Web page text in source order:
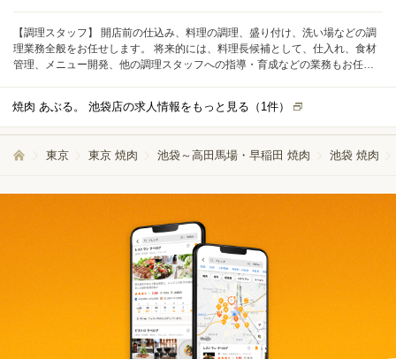
【調理スタッフ】 開店前の仕込み、料理の調理、盛り付け、洗い場などの調
理業務全般をお任せします。 将来的には、料理長候補として、仕入れ、食材
管理、メニュー開発、他の調理スタッフへの指導・育成などの業務もお任せ
焼肉 あぶる。 池袋店の求人情報をもっと見る（ 1件）
東京 東京 焼肉 池袋～高田馬場・早稲田 焼肉 池袋 焼肉